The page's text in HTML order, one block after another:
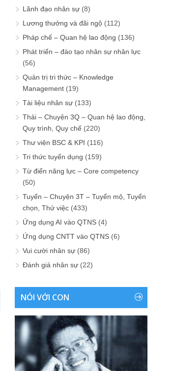
Lãnh đạo nhân sự (8)
Lương thưởng và đãi ngộ (112)
Pháp chế – Quan hệ lao động (136)
Phát triển – đào tạo nhân sự nhân lực
(56)
Quản trị tri thức – Knowledge
Management (19)
Tài liệu nhân sự (133)
Thải – Chuyện 3Q – Quan hệ lao động,
Quy trình, Quy chế (220)
Thư viện BSC & KPI (116)
Tri thức tuyển dụng (159)
Từ điển năng lực – Core competency
(50)
Tuyển – Chuyện 3T – Tuyển mộ, Tuyển
chọn, Thử việc (433)
Ứng dụng AI vào QTNS (4)
Ứng dụng CNTT vào QTNS (6)
Vui cười nhân sự (86)
Đánh giá nhân sự (22)
NÓI VỚI CON